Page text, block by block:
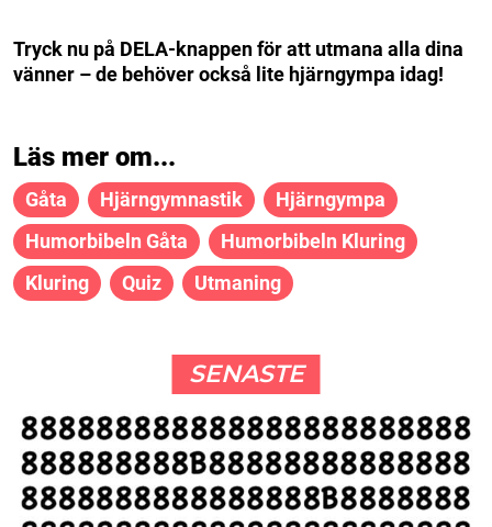
Tryck nu på DELA-knappen för att utmana alla dina
vänner – de behöver också lite hjärngympa idag!
Läs mer om...
Gåta Hjärngymnastik
Hjärngympa
Humorbibeln Gåta
Humorbibeln Kluring
Kluring
Quiz Utmaning
SENASTE